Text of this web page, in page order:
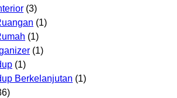
(3)
(1)
(1)
(1)
(1)
Berkelanjutan (1)